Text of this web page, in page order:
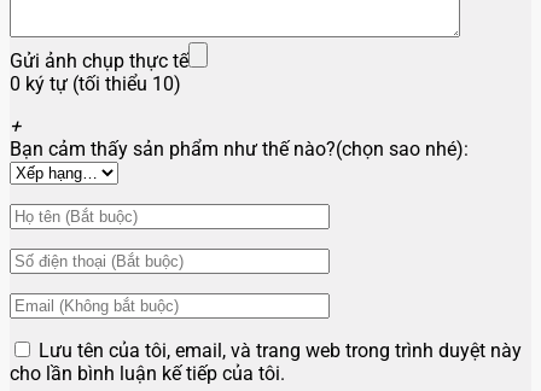
Gửi ảnh chụp thực tế
0 ký tự (tối thiểu 10)
+
Bạn cảm thấy sản phẩm như thế nào?(chọn sao nhé):
Lưu tên của tôi, email, và trang web trong trình duyệt này
cho lần bình luận kế tiếp của tôi.